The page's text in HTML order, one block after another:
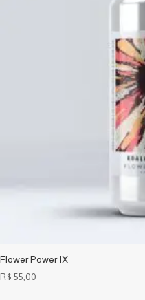
Flower Power IX
R$ 55,00